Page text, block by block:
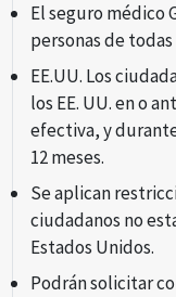
El seguro médico
personas de
EE.UU. Los
los EE. UU. en o
efectiva, y
12 meses.
Se aplican
ciudadanos no
Estados Unidos.
Podrán solicitar